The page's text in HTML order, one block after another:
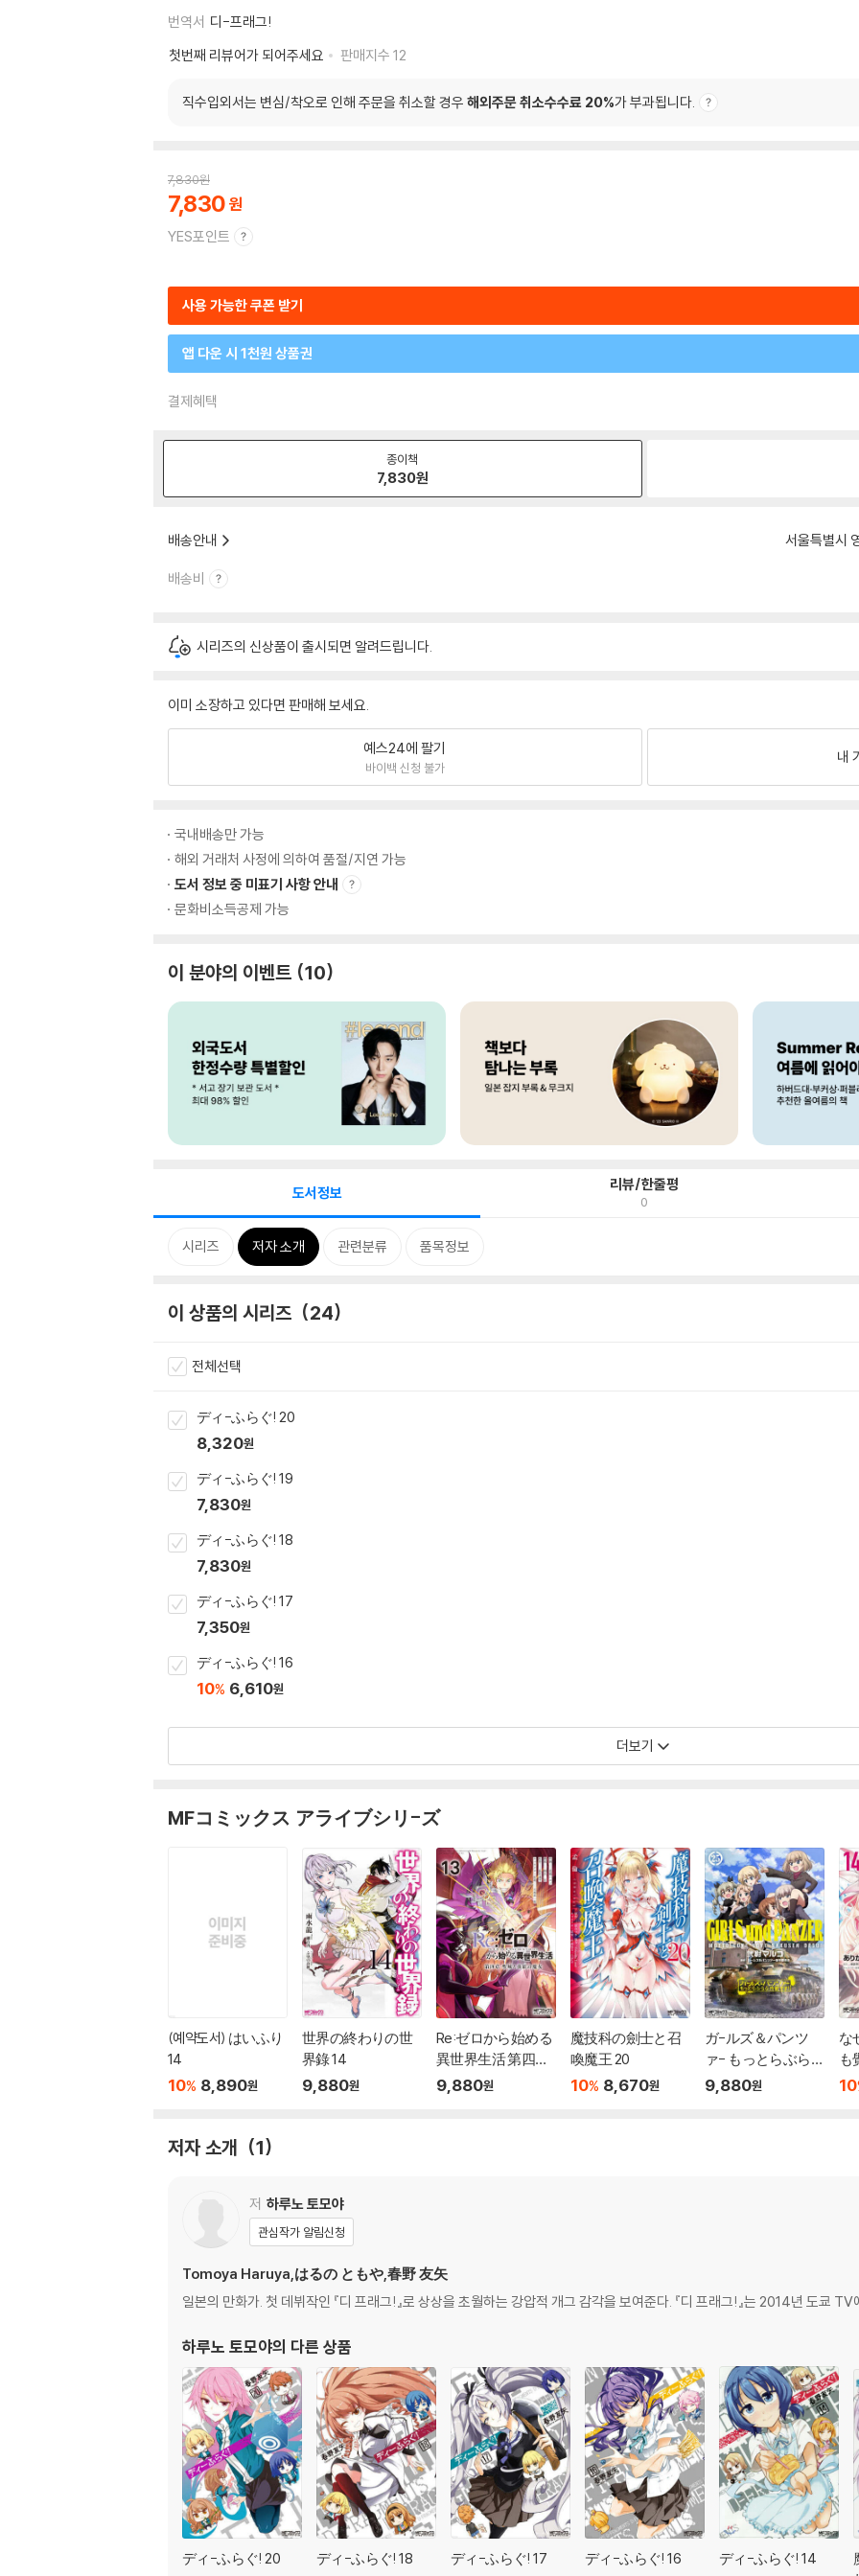
번역서 디-프래그!
첫번째 리뷰어가 되어주세요
판매지수 12
직수입외서는 변심/착오로 인해 주문을 취소할 경우 해외주문 취소수수료 20%가 부과됩니다.
7,830원
7,830
YES포인트
사용 가능한 쿠폰 받기
앱 다운 시 1천원 상품권
결제혜택
종이책
7,830원
배송안내 서울특별시
배송비
시리즈의 신상품이 출시되면 알려드립니다.
이미 소장하고 있다면 판매해 보세요.
예스24에 팔기
바이백 신청 불가
내
국내배송만 가능
해외 거래처 사정에 의하여 품절/지연 가능
도서 정보 중 미표기 사항 안내
문화비소득공제 가능
이 분야의 이벤트 10
도서정보 리뷰/한줄평
0
시리즈 저자 소개 관련분류 품목정보
이 상품의 시리즈 24
전체선택
ディ-ふらぐ! 20
8,320원
ディ-ふらぐ! 19
7,830원
ディ-ふらぐ! 18
7,830원
ディ-ふらぐ! 17
7,350원
ディ-ふらぐ! 16
10% 6,610원
더보기
MFコミックス アライブシリ-ズ
(예약도서) はいふり
14
10% 8,890원
世界の終わりの世
界錄 14
9,880원
Re:ゼロから始める
異世界生活 第四章
聖域と强欲の魔女 1
9,880원
魔技科の劍士と召
喚魔王 20
10% 8,670원
ガ-ルズ＆パンツ
ァ- もっとらぶらぶ
作戰です! 25
9,880원
な
も
か
10
저자 소개 1
저 하루노 토모야
관심작가 알림신청
Tomoya Haruya,はるの ともや,春野 友矢
일본의 만화가. 첫 데뷔작인 『디 프래그!』로 상상을 초월하는 강압적 개그 감각을 보여준다. 『디 프래그!』는 2014년 도쿄
하루노 토모야의 다른 상품
ディ-ふらぐ! 20 ディ-ふらぐ! 18 ディ-ふらぐ! 17 ディ-ふらぐ! 16 ディ-ふらぐ! 14